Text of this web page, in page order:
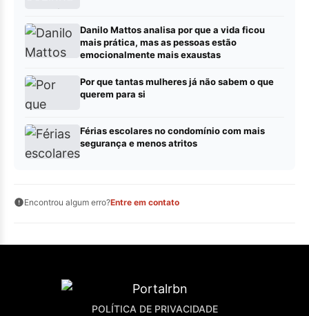
Danilo Mattos analisa por que a vida ficou
mais prática, mas as pessoas estão
emocionalmente mais exaustas
Por que tantas mulheres já não sabem o que
querem para si
Férias escolares no condomínio com mais
segurança e menos atritos
Encontrou algum erro?Entre em contato
POLÍTICA DE PRIVACIDADE